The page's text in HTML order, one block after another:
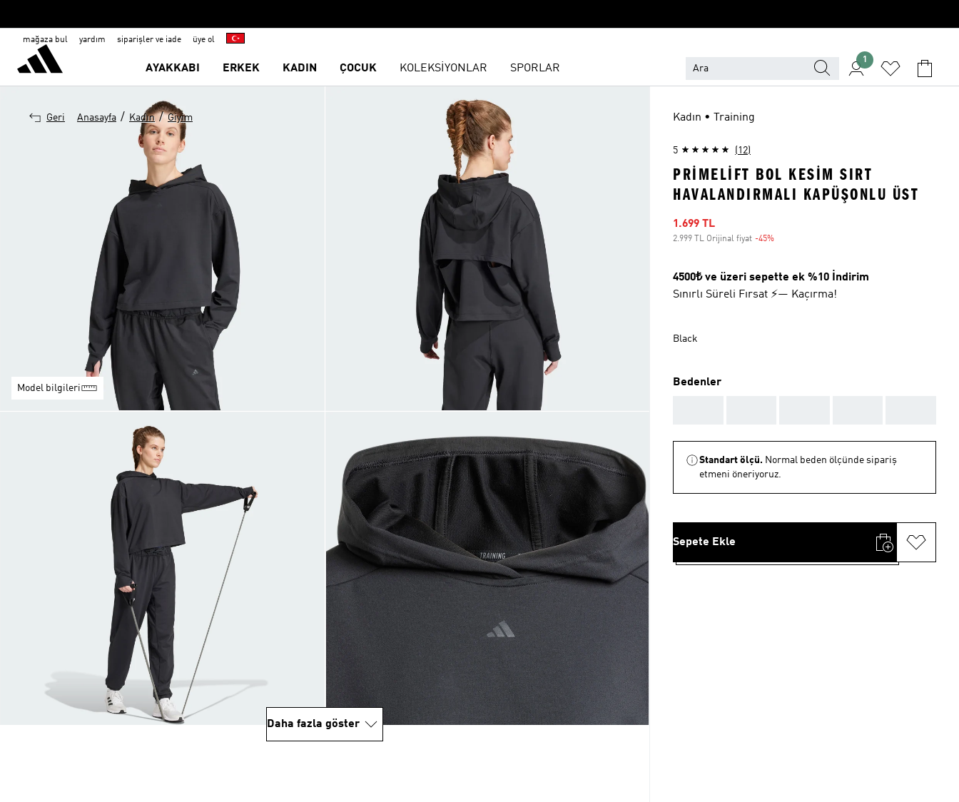
mağaza bul yardım siparişler ve iade üye ol
AYAKKABI ERKEK KADIN ÇOCUK KOLEKSİYONLAR SPORLAR
1
Geri Anasayfa / Kadın / Giyim
Model bilgileri
Daha fazla göster
Kadın • Training
5 (12)
PRIMELIFT BOL KESIM SIRT
HAVALANDIRMALI KAPÜŞONLU ÜST
İndirimli fiyat
1.699 TL
2.999 TL Orijinal fiyat -45%
4500₺ ve üzeri sepette ek %10 İndirim
Sınırlı Süreli Fırsat ⚡— Kaçırma!
Black
Bedenler
Standart ölçü. Normal beden ölçünde sipariş
etmeni öneriyoruz.
Sepete Ekle